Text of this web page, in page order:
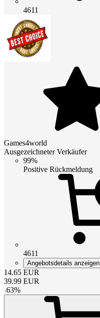
4611
Games4world
Ausgezeichneter Verkäufer
99%
Positive Rückmeldung
4611
Angebotsdetails anzeigen
14.65 EUR
39.99 EUR
-63%